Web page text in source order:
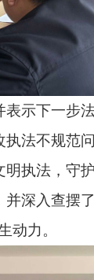
示下一步
法不规范
执法，守
深入查摆
动力。